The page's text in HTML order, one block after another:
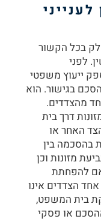
בכל הקשור
לפני
ייעוץ משפטי
בגישור. הוא
מהצדדים.
דרך בית
האחר או
בהסכמה בין
מזונות וכן
אם להפחתת
הצדדים אינו
בית המשפט,
או פסקי